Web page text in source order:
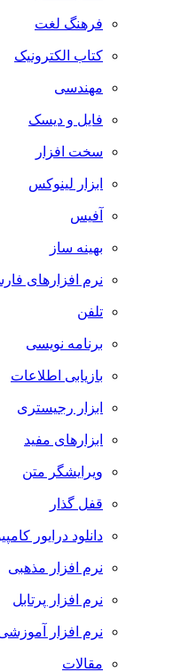
فرهنگ لغت
کتاب الکترونیک
مهندسی
فایل و دیسک
سخت افزار
ابزار لینوکس
آفیس
بهینه ساز
نرم افزارهای
تلفن
برنامه نویسی
بازیابی اطلاعات
ابزار رجیستری
ابزارهای مفید
ویرایشگر متن
قفل گذار
دانلود درایور
نرم افزار مذهبی
نرم افزار پرتابل
نرم افزار
مقالات